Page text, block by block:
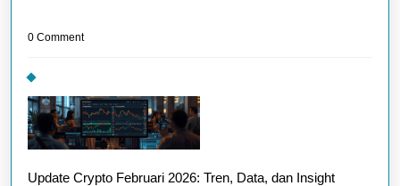
0 Comment
Update Crypto Februari 2026: Tren, Data, dan Insight